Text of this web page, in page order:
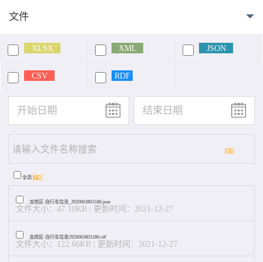
文件
XLSX XML JSON
CSV RDF
查询
全选 下载
龙岗区-自行车信息_2920003803186.json
文件大小：47.10KB | 更新时间：2021-12-27
龙岗区-自行车信息2920003803186.rdf
文件大小：122.66KB | 更新时间：2021-12-27